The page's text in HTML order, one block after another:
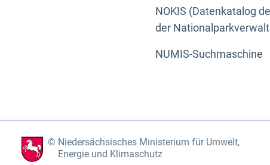
NOKIS (Datenkatalog
der
NUMIS-Suchmaschine
Niedersächsisches Ministerium für Umwelt,
Energie und Klimaschutz